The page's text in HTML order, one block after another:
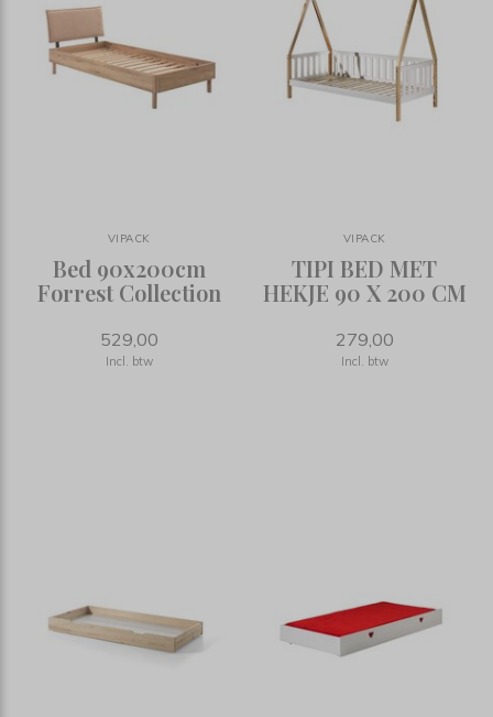
VIPACK
Bed 90x200cm
Forrest Collection
529,00
Incl. btw
VIPACK
TIPI BED MET
HEKJE 90 X 200 CM
279,00
Incl. btw